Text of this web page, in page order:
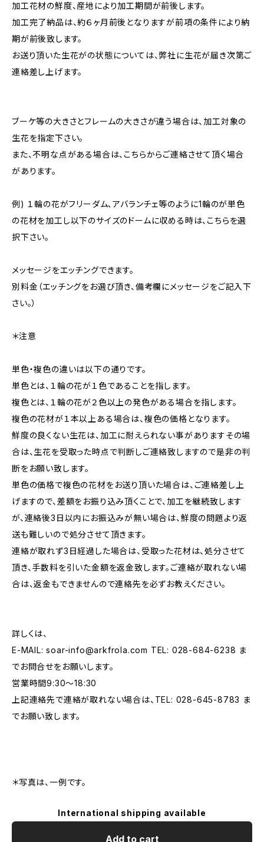
加工花材の鮮度、産地により加工期間が前後します。
加工完了納品は、約６ヶ月前後となりますが前項の条件により納
期が前後致します。
お送り頂いた生花がの状態については、弊社に生花が届き次第ご
連絡差し上げます。
ブーケ等の大きさとフレームの大きさが違う場合は、加工対象の
生花を指定下さい。
また、不明な点がある場合は、こちらからご連絡させて頂く場合
があります。
例) １輪の花がフリーダム､アバランチェ等のように1輪のが単色
の花材を加工し以下のサイズのドームに収める時は、こちらを選
択下さい。
メッセージをエッチングできます。
別料金（エッチングをお選び頂き、備考欄にメッセージをご記入下
さい。）
＊注意
単色・複色の違いは以下の通りです。
単色とは、１輪の花が１色であることを指します。
複色とは、１輪の花が２色以上の発色がある場合を指します。
複色の花材が１本以上ある場合は、複色の価格となります。
鮮度の良くない生花は、加工に耐えられない事がありますその場
合は、生花を受取った時点で判断しご連絡致しますので是非の判
断をお願い致します。
単色の価格で複色の花材をお送り頂いた場合は、ご連絡差し上
げますので、差額をお振り込み頂くことで、加工を継続致します
が、連絡後3日以内にお振込みが無い場合は、鮮度の問題より返
送も難しいので処分させて頂きます。
連絡が取れず3日経過した場合は、受取った花材は、処分させて
頂き、手数料を引いた金額を返金致します。ご連絡が取れない場
合は、返金もできませんので連絡先を必ずお教えください。
詳しくは、
E-MAIL:soar-info@arkfrola.com TEL: 028-684-6238 ま
でお問合せをお願いします。
営業時間9:30～18:30
上記連絡先で連絡が取れない場合は、TEL: 028-645-8783 ま
でお願い致します。
＊写真は、一例です。
International shipping available
Add to cart